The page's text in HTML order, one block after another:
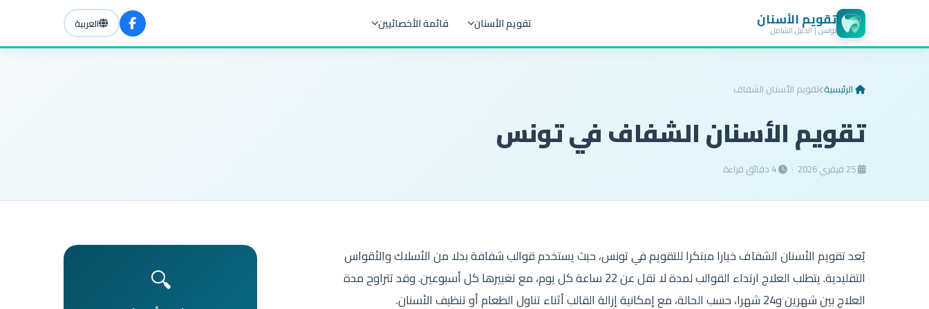
تقويم الأسنان
تونس | الدليل الشامل تقويم الأسنان قائمة الأخصائيين العربية
الرئيسية تقويم الأسنان الشفاف
تقويم الأسنان الشفاف في تونس
يُعد تقويم الأسنان الشفاف خيارا مبتكرا للتقويم في تونس، حيث يستخدم قوالب شفافة بدلا من الأسلاك والأقواس
التقليدية. يتطلب العلاج ارتداء القوالب لمدة لا تقل عن 22 ساعة كل يوم، مع تغييرها كل أسبوعين. وقد تتراوح مدة
العلاج بين شهرين و24 شهرا، حسب الحالة، مع إمكانية إزالة القالب أثناء تناول الطعام أو تنظيف الأسنان.
🔍